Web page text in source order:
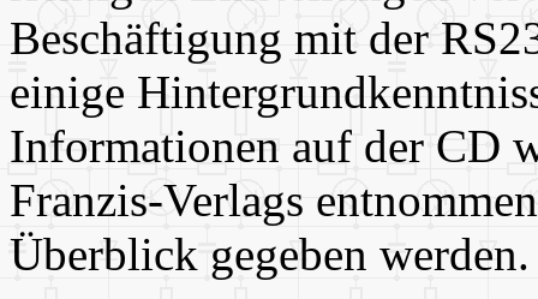
Beschäftigung mit der
einige
Informationen auf der CD
Franzis-Verlags
Überblick gegeben werden.